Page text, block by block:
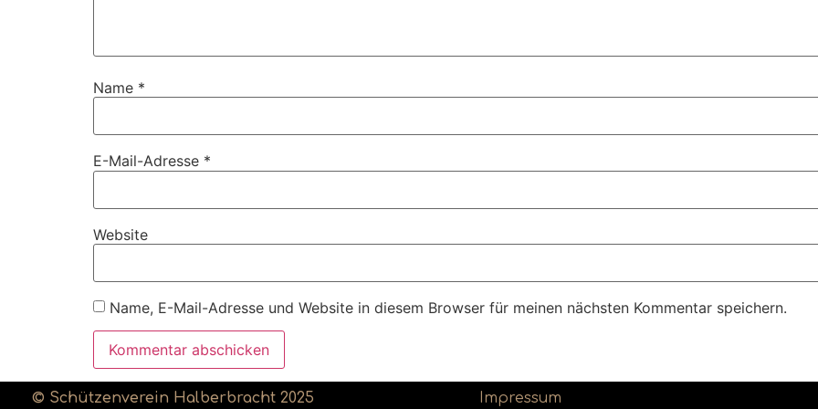
Name *
E-Mail-Adresse *
Website
Name, E-Mail-Adresse und Website in diesem Browser für meinen nächsten Kommentar speichern.
© Schützenverein Halberbracht 2025 Impressum